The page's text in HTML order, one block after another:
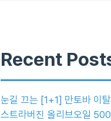
Recent
눈길 끄는 [1+1] 만토바 이
스트라버진 올리브오일